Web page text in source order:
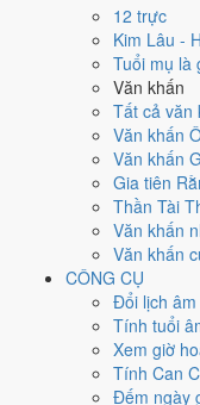
12 trực
Kim Lâu -
Tuổi mụ là
Văn khấn
Tất cả văn
Văn khấn
Văn khấn
Gia tiên
Thần Tài
Văn khấn
Văn khấn
CÔNG CỤ
Đổi lịch
Tính tuổi
Xem giờ
Tính Can
Đếm ngày
Ngày 30/10/2011 đạt5.1/10
Trồng cây - tỉa cành (7/
Nguy (ngày nguy hiểm,
hoàng đạo nên điểm
Cưới hỏi - đính
Tốt
Cưới hỏi - đính hôn
Hoàng Đạo.
Cách tính ngày
Khai trương - mở
6 /10Tốt
Khai trương - mở
Ngày Hoàng Đạo .
Cách tính ngày
Ký hợp đồng -